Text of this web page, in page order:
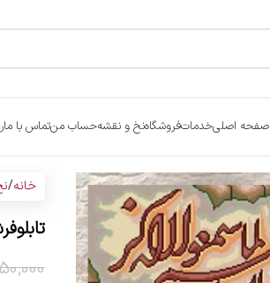
صفحه اصلیخدماتفروشگاهنخ و نقشهحساب منتماس با ما
خانه